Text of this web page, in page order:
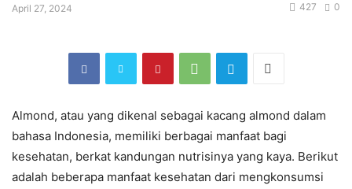
April 27, 2024 0
427
Almond, atau yang dikenal sebagai kacang almond dalam
bahasa Indonesia, memiliki berbagai manfaat bagi
kesehatan, berkat kandungan nutrisinya yang kaya. Berikut
adalah beberapa manfaat kesehatan dari mengkonsumsi